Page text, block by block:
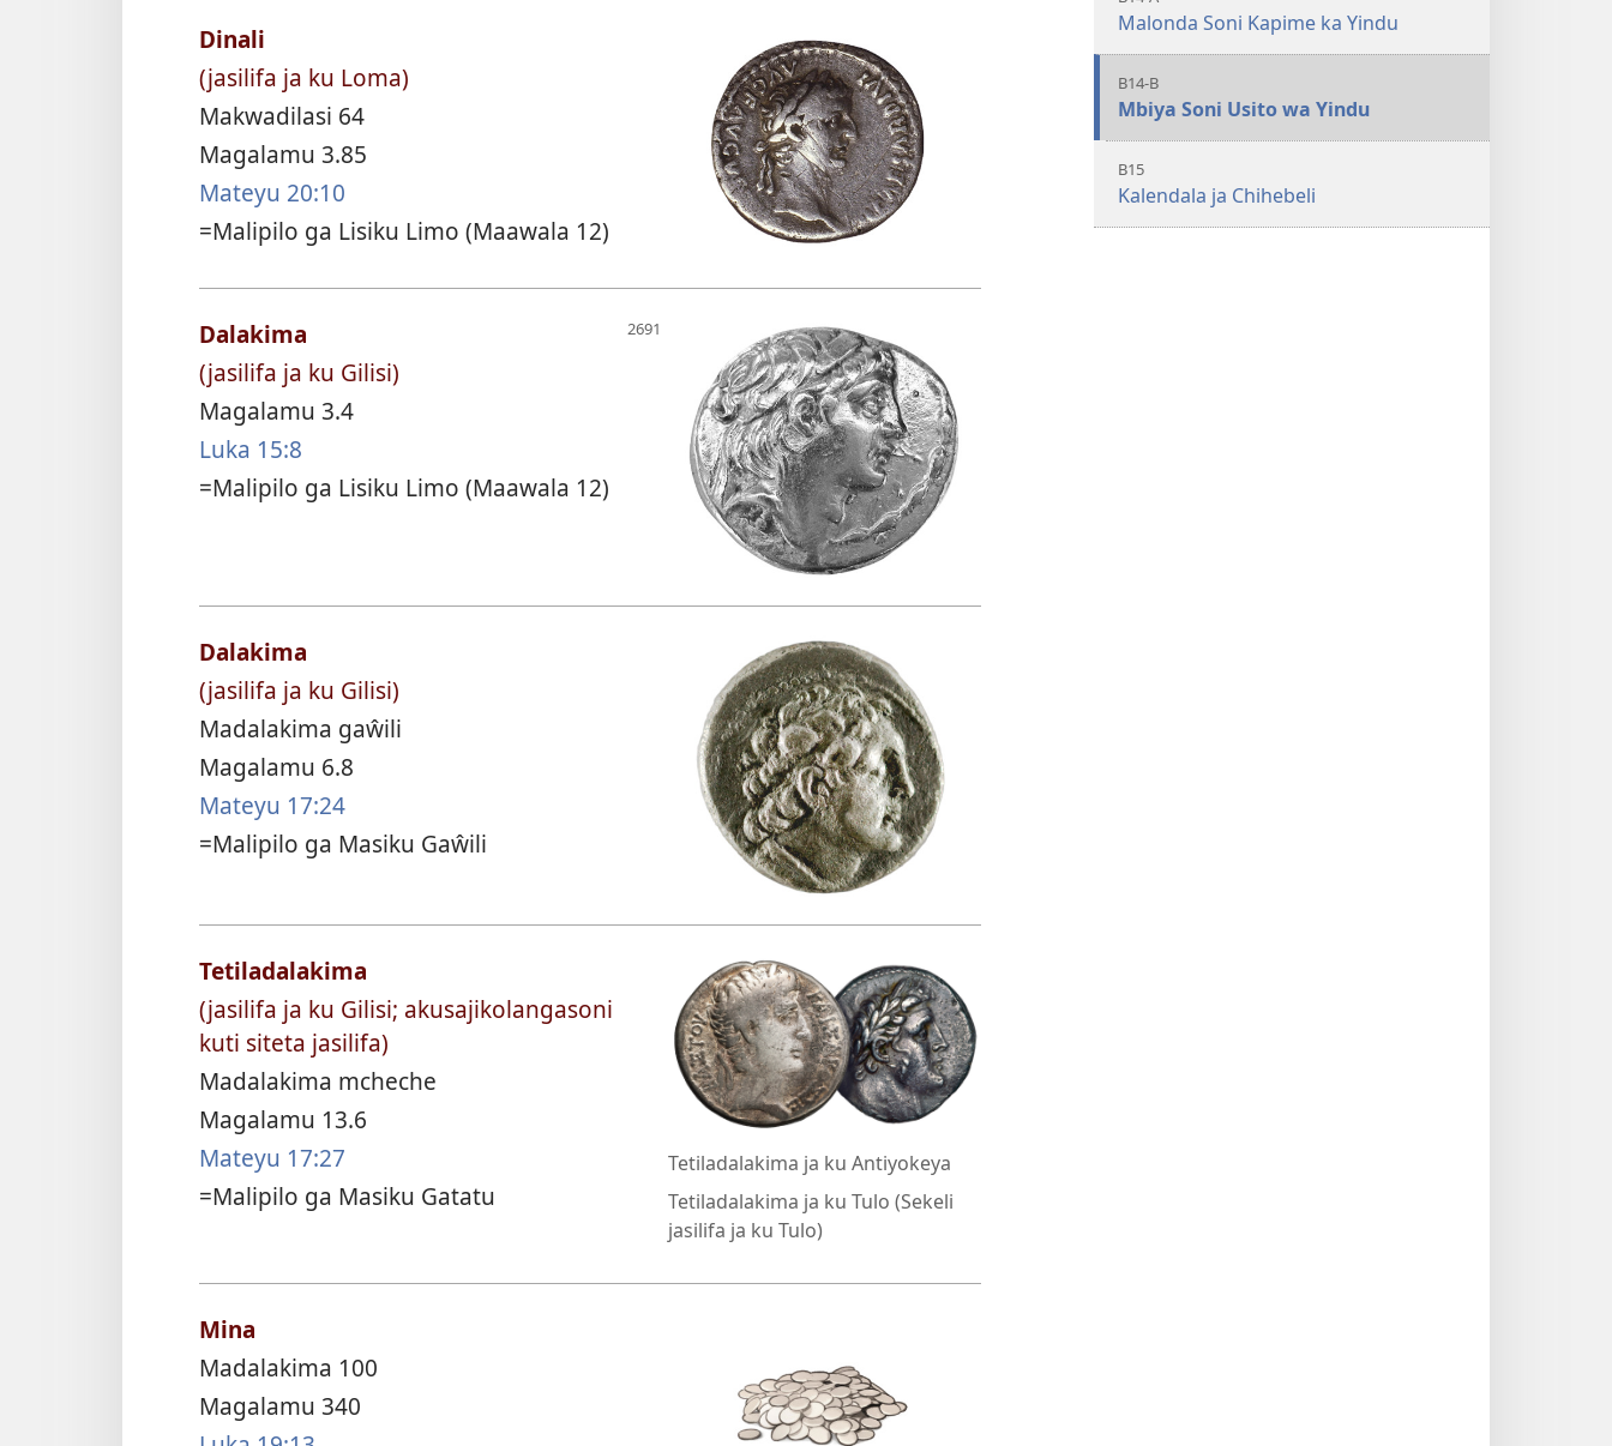
Dinali
(jasilifa ja ku Loma)
Makwadilasi 64
Magalamu 3.85
Mateyu 20:10
=Malipilo ga Lisiku Limo (Maawala 12)
Dalakima
(jasilifa ja ku Gilisi)
Magalamu 3.4
Luka 15:8
=Malipilo ga Lisiku Limo (Maawala 12)
Dalakima
(jasilifa ja ku Gilisi)
Madalakima gaŵili
Magalamu 6.8
Mateyu 17:24
=Malipilo ga Masiku Gaŵili
Tetiladalakima ja ku Antiyokeya
Tetiladalakima ja ku Tulo (Sekeli
jasilifa ja ku Tulo)
Tetiladalakima
(jasilifa ja ku Gilisi; akusajikolangasoni
kuti siteta jasilifa)
Madalakima mcheche
Magalamu 13.6
Mateyu 17:27
=Malipilo ga Masiku Gatatu
Mina
Madalakima 100
Magalamu 340
Malonda Soni Kapime ka Yindu
B14-B
Mbiya Soni Usito wa Yindu
B15
Kalendala ja Chihebeli